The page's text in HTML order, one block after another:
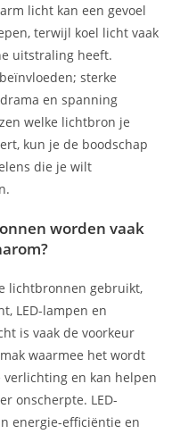
licht kan een gevoel
terwijl koel licht vaak
uitstraling heeft.
sterke
en spanning
welke lichtbron je
kun je de boodschap
die je wilt
worden vaak
lichtbronnen gebruikt,
LED-lampen en
is vaak de voorkeur
waarmee het wordt
en kan helpen
onscherpte. LED-
energie-efficiëntie en